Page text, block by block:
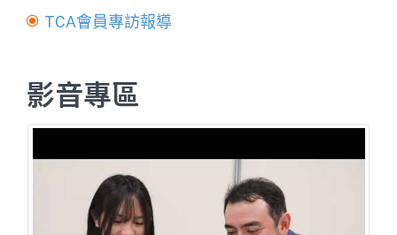
TCA會員專訪報導
影音專區